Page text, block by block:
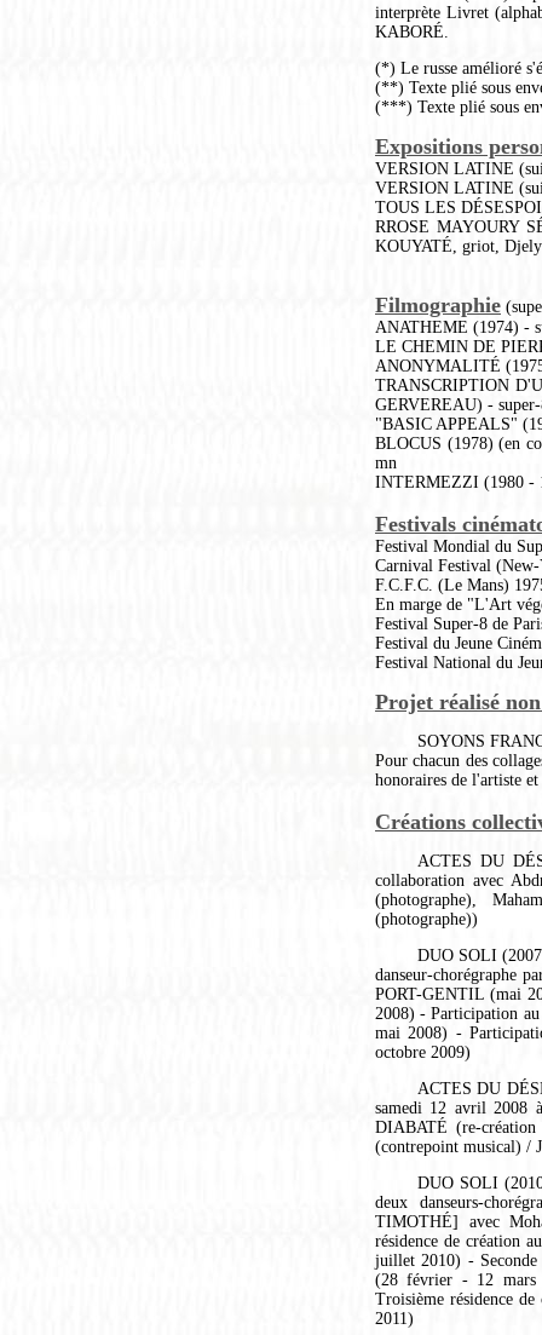
interprète Livret
KABORÉ.
(*) Le russe amélioré
(**) Texte plié sous
(***) Texte plié sous
Expositions
VERSION LATINE
VERSION LATINE
TOUS LES
RROSE MAYOURY
KOUYATÉ, griot, Djely
Filmographie
ANATHEME (1974) -
LE CHEMIN DE
ANONYMALITÉ
TRANSCRIPTION
GERVEREAU) -
"BASIC APPEALS"
BLOCUS (1978) (en
mn
INTERMEZZI (1980 -
Festivals
Festival Mondial du
Carnival Festival
F.C.F.C. (Le Mans)
En marge de "L'Art
Festival Super-8 de
Festival du Jeune
Festival National du
Projet réalisé
SOYONS
Pour chacun des
honoraires de l'artiste
Créations
ACTES DU
collaboration avec
(photographe),
(photographe))
DUO SOLI (2007
danseur-chorégraphe
PORT-GENTIL (mai
2008) - Participation
mai 2008) -
octobre 2009)
ACTES DU
samedi 12 avril 2008
DIABATÉ (re-
(contrepoint musical) /
DUO SOLI
deux danseurs-
TIMOTHÉ] avec
résidence de création
juillet 2010) -
(28 février - 12 mars
Troisième résidence
2011)